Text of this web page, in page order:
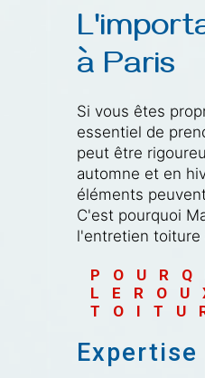
à Paris
Si vous êtes
essentiel de
peut être
automne et en
éléments
C'est pourquoi
l'entretien toiture